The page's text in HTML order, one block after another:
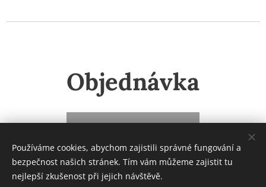
Objednávka
Používáme cookies, abychom zajistili správné fungování a
bezpečnost našich stránek. Tím vám můžeme zajistit tu
nejlepší zkušenost při jejich návštěvě.